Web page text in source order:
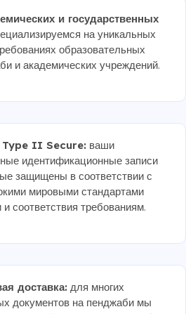
и государственных
на уникальных
образовательных
и академических учреждений.
Type II Secure: ваши
идентификационные записи
защищены в соответствии с
мировыми стандартами
и соответствия требованиям.
доставка: для многих
документов на пенджаби мы